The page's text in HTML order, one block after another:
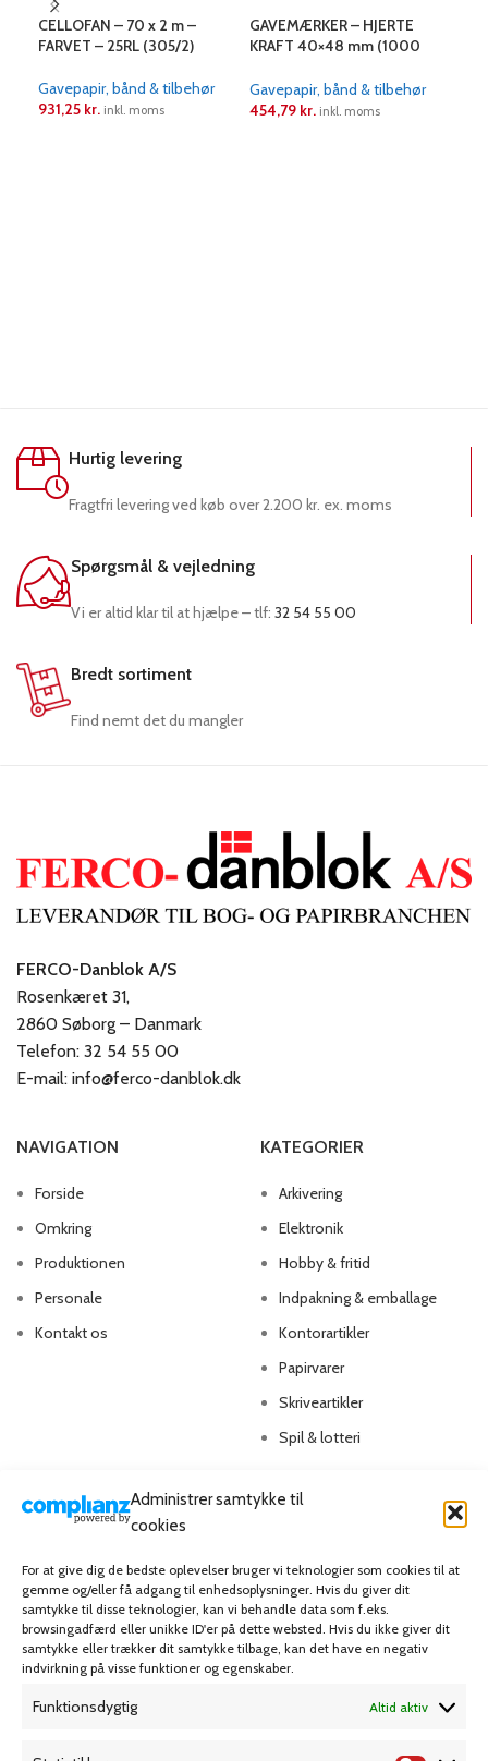
Administrer samtykke til
cookies
For at give dig de bedste oplevelser bruger vi teknologier som cookies til at
gemme og/eller få adgang til enhedsoplysninger. Hvis du giver dit
samtykke til disse teknologier, kan vi behandle data som f.eks.
browsingadfærd eller unikke ID'er på dette websted. Hvis du ikke giver dit
samtykke eller trækker dit samtykke tilbage, kan det have en negativ
indvirkning på visse funktioner og egenskaber.
Funktionsdygtig Altid aktiv
CELLOFAN – 70 x 2 m –
FARVET – 25RL (305/2)
Gavepapir, bånd & tilbehør
931,25 kr. inkl. moms
GAVEMÆRKER – HJERTE
KRAFT 40×48 mm (1000
Gavepapir, bånd & tilbehør
454,79 kr. inkl. moms
Hurtig levering
Fragtfri levering ved køb over 2.200 kr. ex. moms
Spørgsmål & vejledning
Vi er altid klar til at hjælpe – tlf: 32 54 55 00
Bredt sortiment
Find nemt det du mangler
FERCO-Danblok A/S
Rosenkæret 31,
2860 Søborg – Danmark
Telefon: 32 54 55 00
E-mail: info@ferco-danblok.dk
NAVIGATION
Forside
Omkring
Produktionen
Personale
Kontakt os
KATEGORIER
Arkivering
Elektronik
Hobby & fritid
Indpakning & emballage
Kontorartikler
Papirvarer
Skriveartikler
Spil & lotteri
MIN KONTO
Ordrer
Adresser
Favoritliste
KUNDESERVICE
Privatlivspolitik
Bliv kunde
Cookie Politik (EU)